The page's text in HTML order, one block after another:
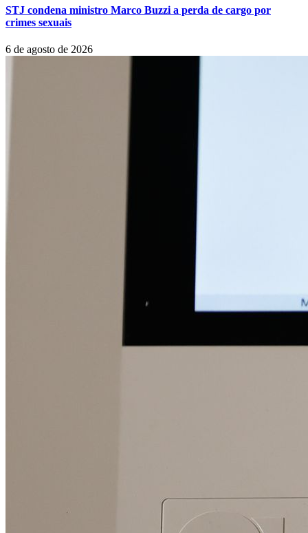
STJ condena ministro Marco Buzzi a perda de cargo por
crimes sexuais
6 de agosto de 2026